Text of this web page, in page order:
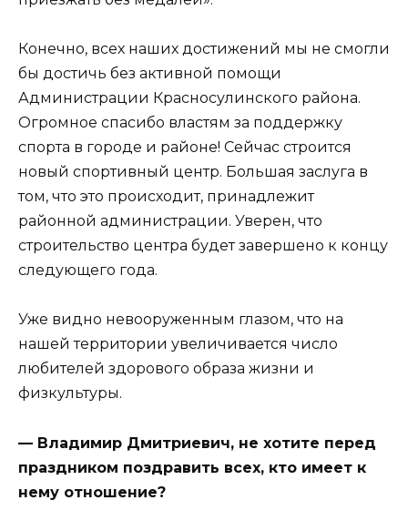
Конечно, всех наших достижений мы не смогли
бы достичь без активной помощи
Администрации Красносулинского района.
Огромное спасибо властям за поддержку
спорта в городе и районе! Сейчас строится
новый спортивный центр. Большая заслуга в
том, что это происходит, принадлежит
районной администрации. Уверен, что
строительство центра будет завершено к концу
следующего года.
Уже видно невооруженным глазом, что на
нашей территории увеличивается число
любителей здорового образа жизни и
физкультуры.
— Владимир Дмитриевич, не хотите перед
праздником поздравить всех, кто имеет к
нему отношение?